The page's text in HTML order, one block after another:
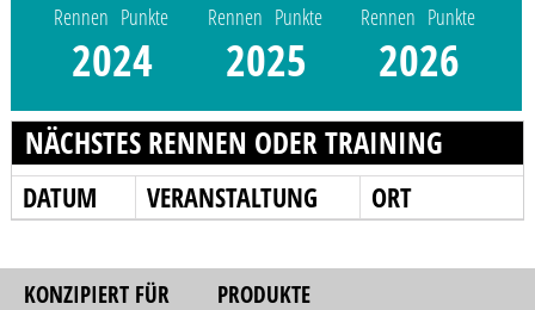
Rennen Punkte
2024
Rennen Punkte
2025
Rennen Punkte
2026
NÄCHSTES RENNEN ODER TRAINING
DATUM VERANSTALTUNG ORT
KONZIPIERT FÜR
PRODUKTE